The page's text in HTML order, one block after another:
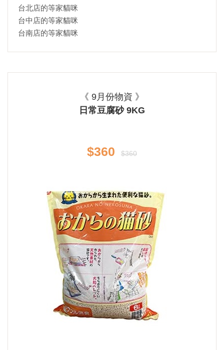
台北店的等家貓咪
台中店的等家貓咪
台南店的等家貓咪
《 9月份物資 》
日常豆腐砂 9KG
$360 $360